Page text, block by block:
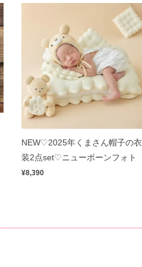
NEW♡2025年くまさん帽子の衣
装2点set♡ニューボーンフォト
¥8,390